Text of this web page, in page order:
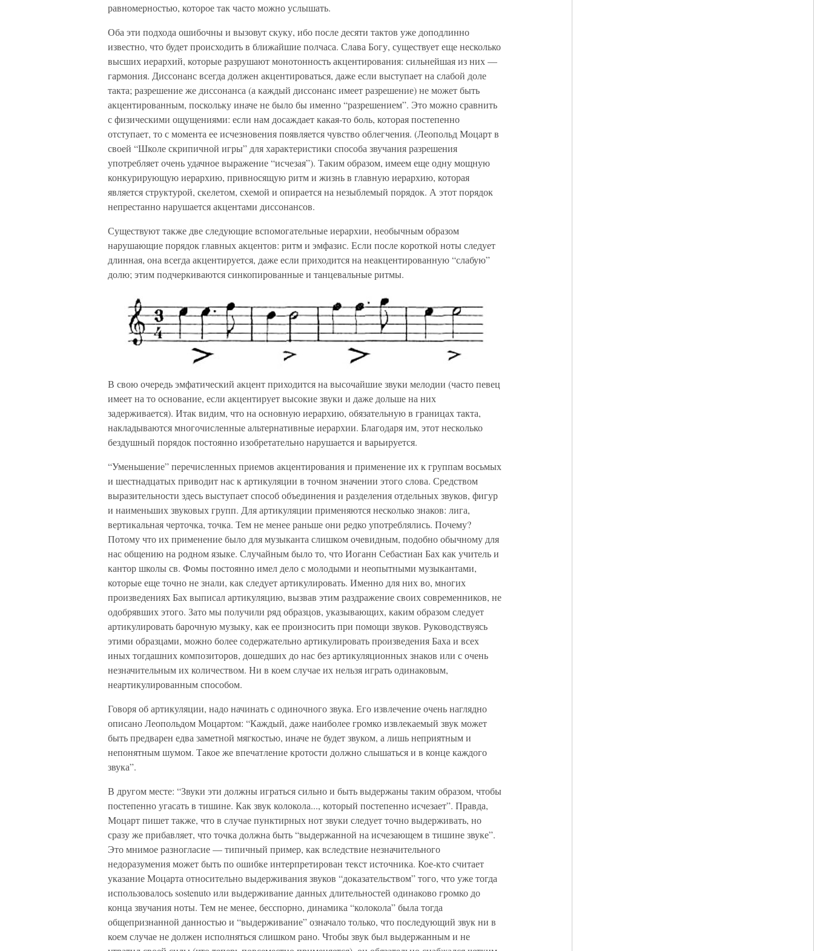
равномерностью, которое так часто можно услышать.
Оба эти подхода ошибочны и вызовут скуку, ибо после десяти тактов уже доподлинно
известно, что будет происходить в ближайшие полчаса. Слава Богу, существует еще несколько
высших иерархий, которые разрушают монотонность акцентирования: сильнейшая из них —
гармония. Диссонанс всегда должен акцентироваться, даже если выступает на слабой доле
такта; разрешение же диссонанса (а каждый диссонанс имеет разрешение) не может быть
акцентированным, поскольку иначе не было бы именно “разрешением”. Это можно сравнить
с физическими ощущениями: если нам досаждает какая-то боль, которая постепенно
отступает, то с момента ее исчезновения появляется чувство облегчения. (Леопольд Моцарт в
своей “Школе скрипичной игры” для характеристики способа звучания разрешения
употребляет очень удачное выражение “исчезая”). Таким образом, имеем еще одну мощную
конкурирующую иерархию, привносящую ритм и жизнь в главную иерархию, которая
является структурой, скелетом, схемой и опирается на незыблемый порядок. А этот порядок
непрестанно нарушается акцентами диссонансов.
Существуют также две следующие вспомогательные иерархии, необычным образом
нарушающие порядок главных акцентов: ритм и эмфазис. Если после короткой ноты следует
длинная, она всегда акцентируется, даже если приходится на неакцентированную “слабую”
долю; этим подчеркиваются синкопированные и танцевальные ритмы.
В свою очередь эмфатический акцент приходится на высочайшие звуки мелодии (часто певец
имеет на то основание, если акцентирует высокие звуки и даже дольше на них
задерживается). Итак видим, что на основную иерархию, обязательную в границах такта,
накладываются многочисленные альтернативные иерархии. Благодаря им, этот несколько
бездушный порядок постоянно изобретательно нарушается и варьируется.
“Уменьшение” перечисленных приемов акцентирования и применение их к группам восьмых
и шестнадцатых приводит нас к артикуляции в точном значении этого слова. Средством
выразительности здесь выступает способ объединения и разделения отдельных звуков, фигур
и наименьших звуковых групп. Для артикуляции применяются несколько знаков: лига,
вертикальная черточка, точка. Тем не менее раньше они редко употреблялись. Почему?
Потому что их применение было для музыканта слишком очевидным, подобно обычному для
нас общению на родном языке. Случайным было то, что Иоганн Себастиан Бах как учитель и
кантор школы св. Фомы постоянно имел дело с молодыми и неопытными музыкантами,
которые еще точно не знали, как следует артикулировать. Именно для них во, многих
произведениях Бах выписал артикуляцию, вызвав этим раздражение своих современников, не
одобрявших этого. Зато мы получили ряд образцов, указывающих, каким образом следует
артикулировать барочную музыку, как ее произносить при помощи звуков. Руководствуясь
этими образцами, можно более содержательно артикулировать произведения Баха и всех
иных тогдашних композиторов, дошедших до нас без артикуляционных знаков или с очень
незначительным их количеством. Ни в коем случае их нельзя играть одинаковым,
неартикулированным способом.
Говоря об артикуляции, надо начинать с одиночного звука. Его извлечение очень наглядно
описано Леопольдом Моцартом: “Каждый, даже наиболее громко извлекаемый звук может
быть предварен едва заметной мягкостью, иначе не будет звуком, а лишь неприятным и
непонятным шумом. Такое же впечатление кротости должно слышаться и в конце каждого
звука”.
В другом месте: “Звуки эти должны играться сильно и быть выдержаны таким образом, чтобы
постепенно угасать в тишине. Как звук колокола..., который постепенно исчезает”. Правда,
Моцарт пишет также, что в случае пунктирных нот звуки следует точно выдерживать, но
сразу же прибавляет, что точка должна быть “выдержанной на исчезающем в тишине звуке”.
Это мнимое разногласие — типичный пример, как вследствие незначительного
недоразумения может быть по ошибке интерпретирован текст источника. Кое-кто считает
указание Моцарта относительно выдерживания звуков “доказательством” того, что уже тогда
использовалось sostenuto или выдерживание данных длительностей одинаково громко до
конца звучания ноты. Тем не менее, бесспорно, динамика “колокола” была тогда
общепризнанной данностью и “выдерживание” означало только, что последующий звук ни в
коем случае не должен исполняться слишком рано. Чтобы звук был выдержанным и не